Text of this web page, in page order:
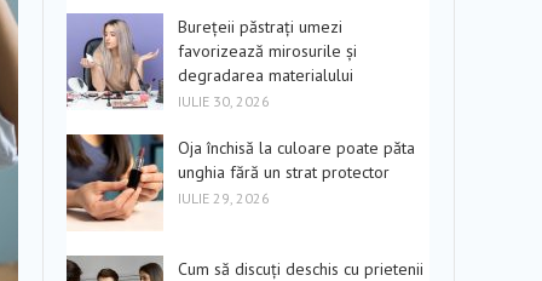
Burețeii păstrați umezi
favorizează mirosurile și
degradarea materialului
IULIE 30, 2026
Oja închisă la culoare poate păta
unghia fără un strat protector
IULIE 29, 2026
Cum să discuți deschis cu prietenii